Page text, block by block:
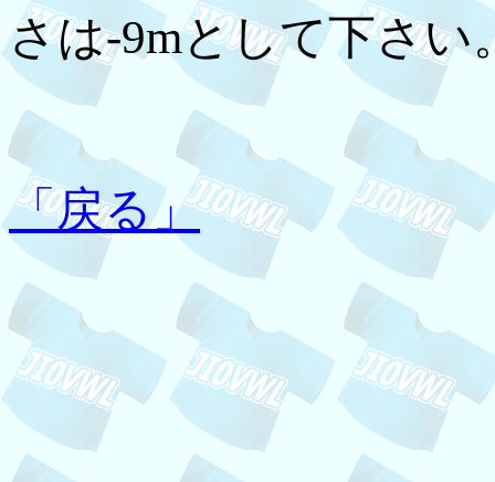
さは-9mとして下さい
「戻る」